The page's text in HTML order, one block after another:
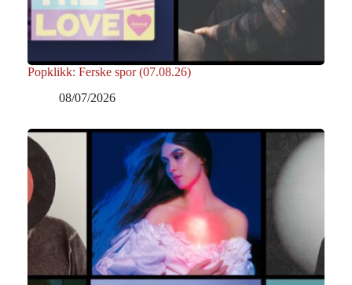
Popklikk: Ferske spor (07.08.26)
08/07/2026